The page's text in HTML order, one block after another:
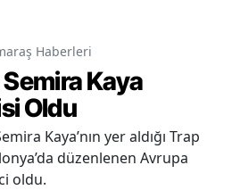
Haberleri
Semira Kaya
Oldu
Kaya’nın yer aldığı Trap
düzenlenen Avrupa
oldu.